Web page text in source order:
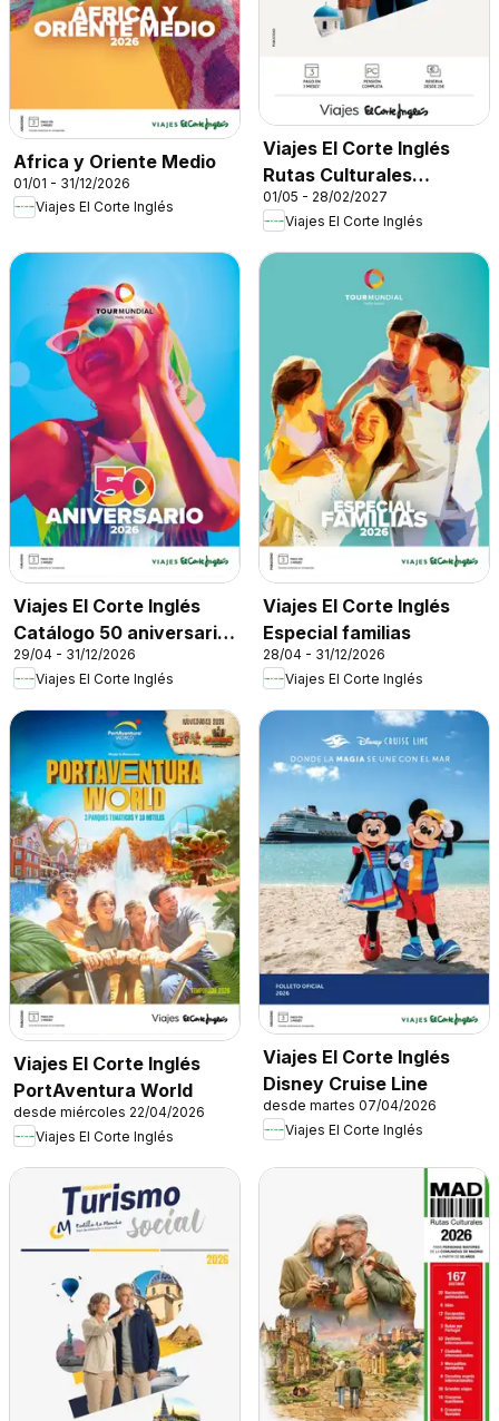
Africa y Oriente Medio
01/01 - 31/12/2026
Viajes El Corte Inglés
Viajes El Corte Inglés
Rutas Culturales
Cantabria
01/05 - 28/02/2027
Viajes El Corte Inglés
Viajes El Corte Inglés
Catálogo 50 aniversario
Tourmundial
29/04 - 31/12/2026
Viajes El Corte Inglés
Viajes El Corte Inglés
Especial familias
28/04 - 31/12/2026
Viajes El Corte Inglés
Viajes El Corte Inglés
PortAventura World
desde miércoles 22/04/2026
Viajes El Corte Inglés
Viajes El Corte Inglés
Disney Cruise Line
desde martes 07/04/2026
Viajes El Corte Inglés